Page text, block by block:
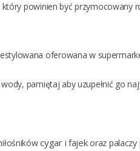
powinien być
oferowana w
pamiętaj aby uzupełnić go
cygarifajekoraz palaczy